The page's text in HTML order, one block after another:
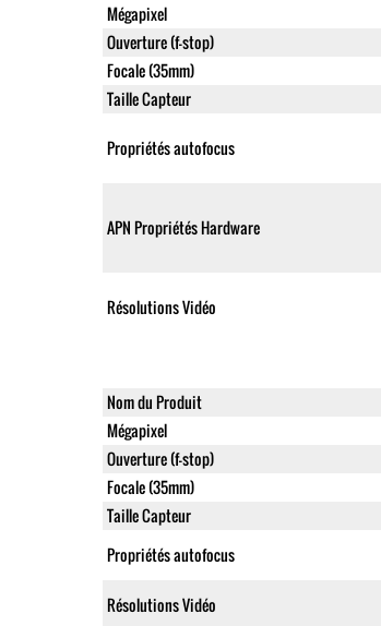
Mégapixel
Ouverture (f-stop)
Focale (35mm)
Taille Capteur
Propriétés autofocus
APN Propriétés Hardware
Résolutions Vidéo
Nom du Produit
Mégapixel
Ouverture (f-stop)
Focale (35mm)
Taille Capteur
Propriétés autofocus
Résolutions Vidéo